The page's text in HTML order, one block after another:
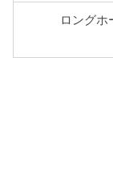
ロングホ